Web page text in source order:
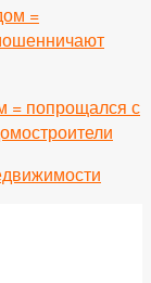
=
= попрощался с